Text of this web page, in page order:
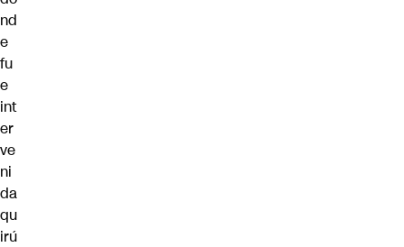
nd
e
fu
e
int
er
ve
ni
da
qu
irú